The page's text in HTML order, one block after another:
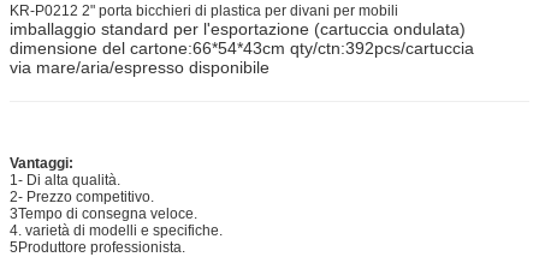
KR-P0212 2" porta bicchieri di plastica per divani per mobili
imballaggio standard per l'esportazione (cartuccia ondulata)
dimensione del cartone:66*54*43cm qty/ctn:392pcs/cartuccia
via mare/aria/espresso disponibile
Vantaggi:
1- Di alta qualità.
2- Prezzo competitivo.
3Tempo di consegna veloce.
4. varietà di modelli e specifiche.
5Produttore professionista.